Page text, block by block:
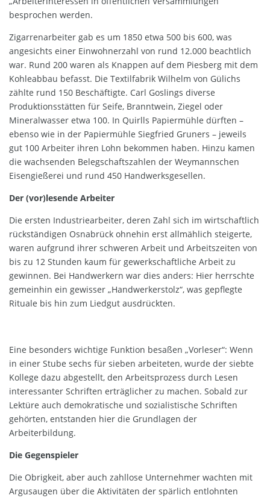
besprochen werden.
Zigarrenarbeiter gab es um 1850 etwa 500 bis 600, was
angesichts einer Einwohnerzahl von rund 12.000 beachtlich
war. Rund 200 waren als Knappen auf dem Piesberg mit dem
Kohleabbau befasst. Die Textilfabrik Wilhelm von Gülichs
zählte rund 150 Beschäftigte. Carl Goslings diverse
Produktionsstätten für Seife, Branntwein, Ziegel oder
Mineralwasser etwa 100. In Quirlls Papiermühle dürften –
ebenso wie in der Papiermühle Siegfried Gruners – jeweils
gut 100 Arbeiter ihren Lohn bekommen haben. Hinzu kamen
die wachsenden Belegschaftszahlen der Weymannschen
Eisengießerei und rund 450 Handwerksgesellen.
Der (vor)lesende Arbeiter
Die ersten Industriearbeiter, deren Zahl sich im wirtschaftlich
rückständigen Osnabrück ohnehin erst allmählich steigerte,
waren aufgrund ihrer schweren Arbeit und Arbeitszeiten von
bis zu 12 Stunden kaum für gewerkschaftliche Arbeit zu
gewinnen. Bei Handwerkern war dies anders: Hier herrschte
gemeinhin ein gewisser „Handwerkerstolz“, was gepflegte
Rituale bis hin zum Liedgut ausdrückten.
Eine besonders wichtige Funktion besaßen „Vorleser“: Wenn
in einer Stube sechs für sieben arbeiteten, wurde der siebte
Kollege dazu abgestellt, den Arbeitsprozess durch Lesen
interessanter Schriften erträglicher zu machen. Sobald zur
Lektüre auch demokratische und sozialistische Schriften
gehörten, entstanden hier die Grundlagen der
Arbeiterbildung.
Die Gegenspieler
Die Obrigkeit, aber auch zahllose Unternehmer wachten mit
Argusaugen über die Aktivitäten der spärlich entlohnten